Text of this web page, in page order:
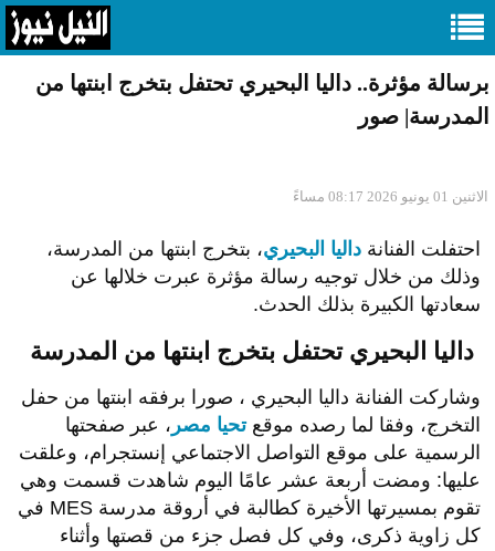
برسالة مؤثرة.. داليا البحيري تحتفل بتخرج ابنتها من
المدرسة| صور
الاثنين 01 يونيو 2026 08:17 مساءً
احتفلت الفنانة داليا البحيري، بتخرج ابنتها من المدرسة،
وذلك من خلال توجيه رسالة مؤثرة عبرت خلالها عن
سعادتها الكبيرة بذلك الحدث.
وشاركت الفنانة داليا البحيري ، صورا برفقه ابنتها من حفل
التخرج، وفقا لما رصده موقعتحيا مصر ، عبر صفحتها
الرسمية على موقع التواصل الاجتماعي إنستجرام، وعلقت
عليها: ومضت أربعة عشر عامًا اليوم شاهدت قسمت وهي
تقوم بمسيرتها الأخيرة كطالبة في أروقة مدرسة MES في
كل زاوية ذكرى، وفي كل فصل جزء من قصتها وأثناء